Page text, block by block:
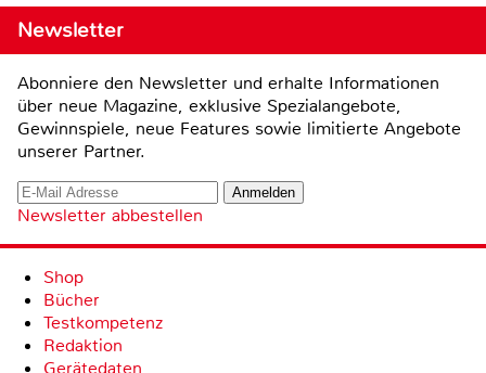
Newsletter
Abonniere den Newsletter und erhalte Informationen
über neue Magazine, exklusive Spezialangebote,
Gewinnspiele, neue Features sowie limitierte Angebote
unserer Partner.
Newsletter abbestellen
Shop
Bücher
Testkompetenz
Redaktion
Gerätedaten